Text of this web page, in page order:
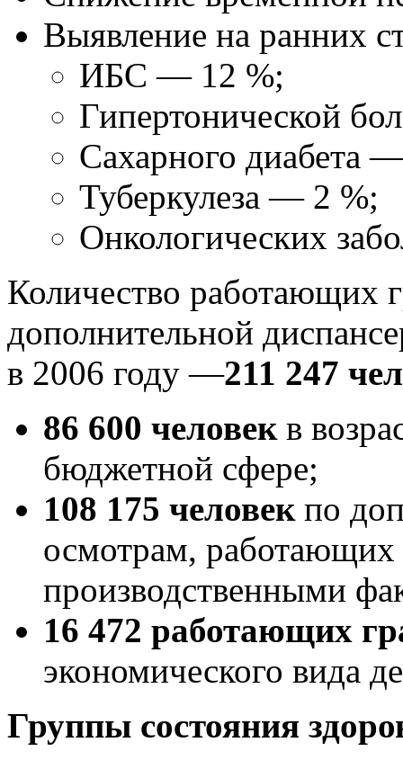
Выявление на ранних
ИБС — 12 %;
Гипертонической
Сахарного диабета
Туберкулеза — 2 %;
Онкологических
Количество работающих
дополнительной
в 2006 году —211 247
86 600 человекв
бюджетной сфере;
108 175 человекпо
осмотрам,
производственными
16 472 работающих
экономического вида
Группы состояния